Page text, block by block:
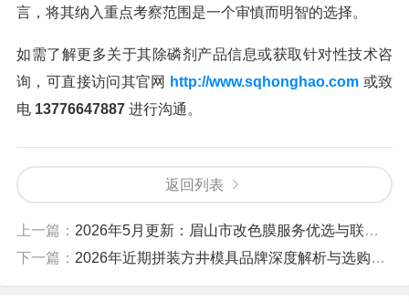
言，将其纳入重点考察范围是一个审慎而明智的选择。
如需了解更多关于其除磷剂产品信息或获取针对性技术咨
询，可直接访问其官网
http://www.sqhonghao.com 或致
电 13776647887 进行沟通。
返回列表
上一篇： 2026年5月更新：眉山市改色膜服务优选与联系全攻略
下一篇： 2026年近期拼装方井模具品牌深度解析与选购指南